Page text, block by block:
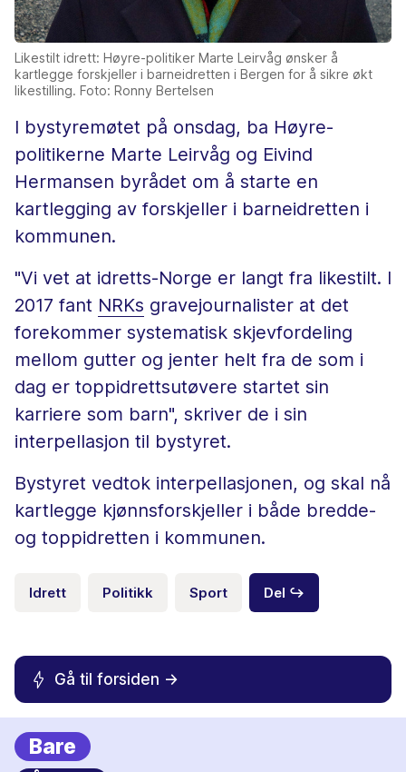
Likestilt idrett: Høyre-politiker Marte Leirvåg ønsker å
kartlegge forskjeller i barneidretten i Bergen for å sikre økt
likestilling. Foto: Ronny Bertelsen
I bystyremøtet på onsdag, ba Høyre-
politikerne Marte Leirvåg og Eivind
Hermansen byrådet om å starte en
kartlegging av forskjeller i barneidretten i
kommunen.
"Vi vet at idretts-Norge er langt fra likestilt. I
2017 fant NRKs gravejournalister at det
forekommer systematisk skjevfordeling
mellom gutter og jenter helt fra de som i
dag er toppidrettsutøvere startet sin
karriere som barn", skriver de i sin
interpellasjon til bystyret.
Bystyret vedtok interpellasjonen, og skal nå
kartlegge kjønnsforskjeller i både bredde-
og toppidretten i kommunen.
Idrett Politikk Sport Del ↪
Gå til forsiden ->
Bare